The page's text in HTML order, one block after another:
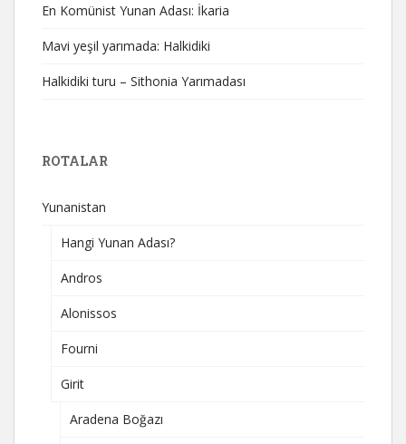
En Komünist Yunan Adası: İkaria
Mavi yeşil yarımada: Halkidiki
Halkidiki turu – Sithonia Yarımadası
ROTALAR
Yunanistan
Hangi Yunan Adası?
Andros
Alonissos
Fourni
Girit
Aradena Boğazı